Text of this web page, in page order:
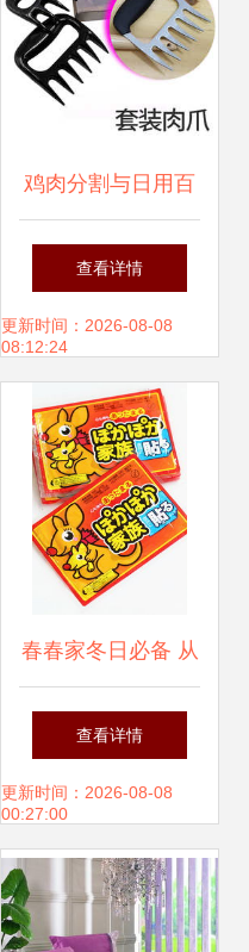
鸡肉分割与日用百
货 生计与生活的交
响曲
查看详情
更新时间：2026-08-08
08:12:24
春春家冬日必备 从
保暖贴到怀炉，你
的居家取暖指南
查看详情
更新时间：2026-08-08
00:27:00